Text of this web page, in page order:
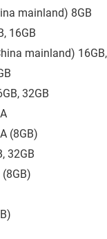
mainland) 8GB
16GB
mainland)
32GB
(8GB)
32GB